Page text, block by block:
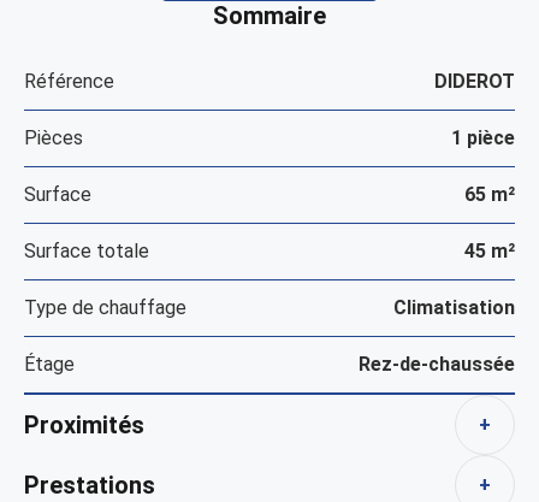
Sommaire
Référence DIDEROT
Pièces 1 pièce
Surface 65 m²
Surface totale 45 m²
Type de chauffage Climatisation
Étage Rez-de-chaussée
Proximités +
Prestations +